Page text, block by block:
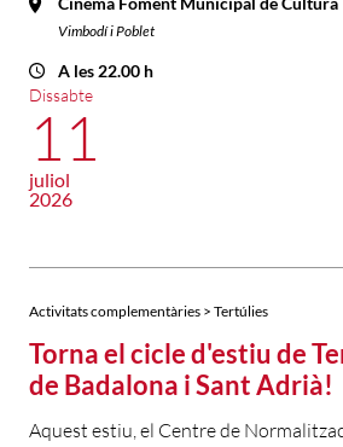
Vimbodí i Poblet
A les 22.00 h
Dissabte
11
juliol
2026
Activitats complementàries > Tertúlies
Torna el cicle d'estiu de
de Badalona i Sant Adrià!
Aquest estiu, el Centre de